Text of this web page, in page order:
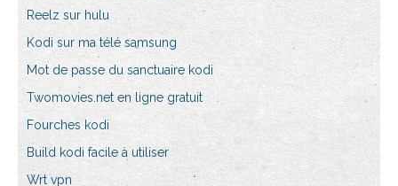
Reelz sur hulu
Kodi sur ma télé samsung
Mot de passe du sanctuaire kodi
Twomovies.net en ligne gratuit
Fourches kodi
Build kodi facile à utiliser
Wrt vpn